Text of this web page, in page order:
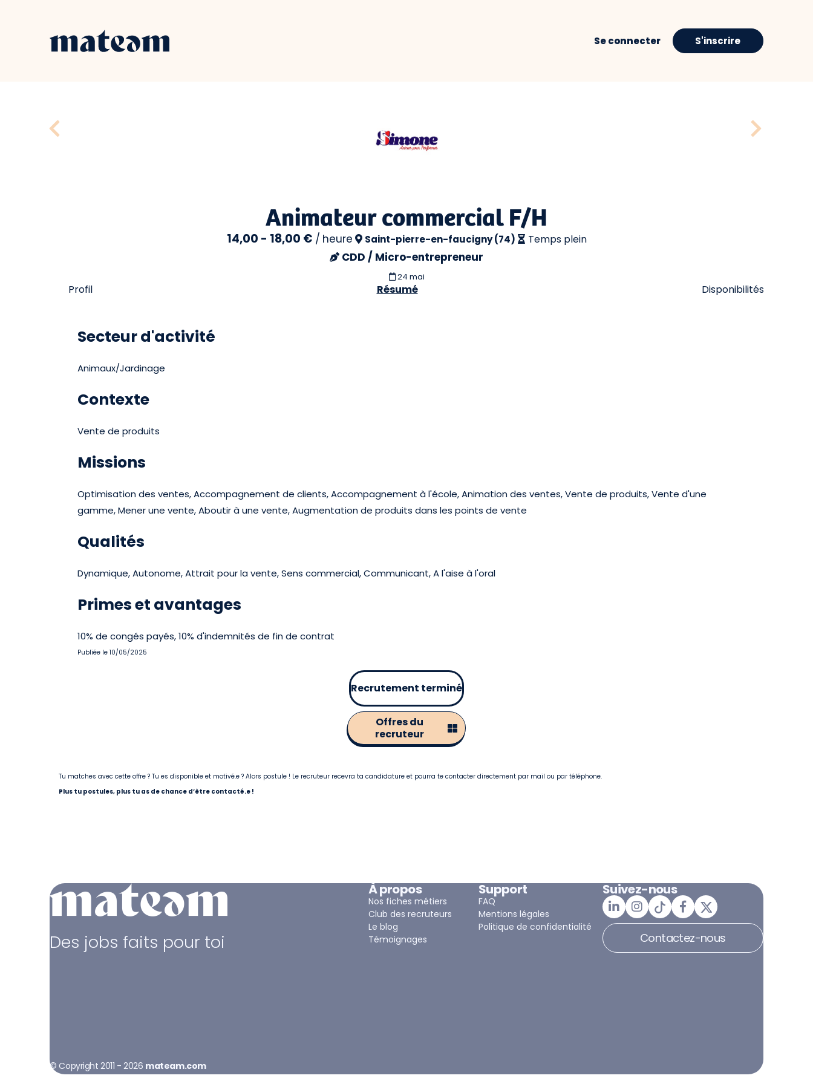
Se connecter S'inscrire
Animateur commercial F/H
14,00 - 18,00 € / heure Saint-pierre-en-faucigny (74) Temps plein
CDD / Micro-entrepreneur
24 mai
Profil Résumé Disponibilités
Secteur d'activité
Animaux/Jardinage
Contexte
Vente de produits
Missions
Optimisation des ventes, Accompagnement de clients, Accompagnement à l'école, Animation des ventes, Vente de produits, Vente d'une
gamme, Mener une vente, Aboutir à une vente, Augmentation de produits dans les points de vente
Qualités
Dynamique, Autonome, Attrait pour la vente, Sens commercial, Communicant, A l'aise à l'oral
Primes et avantages
10% de congés payés, 10% d'indemnités de fin de contrat
Publiée le 10/05/2025
Recrutement terminé
Offres du
recruteur
Tu matches avec cette offre ? Tu es disponible et motivé.e ? Alors postule ! Le recruteur recevra ta candidature et pourra te contacter directement par mail ou par téléphone.
Plus tu postules, plus tu as de chance d’être contacté.e !
Des jobs faits pour toi
© Copyright 2011 - 2026 mateam.com
À propos
Nos fiches métiers
Club des recruteurs
Le blog
Témoignages
Support
FAQ
Mentions légales
Politique de confidentialité
Suivez-nous
Contactez-nous